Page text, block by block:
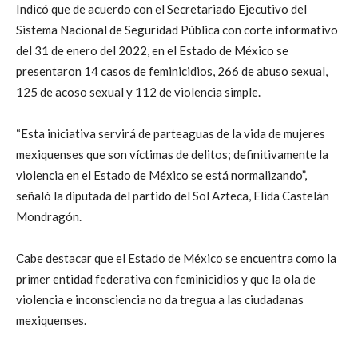
Indicó que de acuerdo con el Secretariado Ejecutivo del
Sistema Nacional de Seguridad Pública con corte informativo
del 31 de enero del 2022, en el Estado de México se
presentaron 14 casos de feminicidios, 266 de abuso sexual,
125 de acoso sexual y 112 de violencia simple.
“Esta iniciativa servirá de parteaguas de la vida de mujeres
mexiquenses que son víctimas de delitos; definitivamente la
violencia en el Estado de México se está normalizando”,
señaló la diputada del partido del Sol Azteca, Elida Castelán
Mondragón.
Cabe destacar que el Estado de México se encuentra como la
primer entidad federativa con feminicidios y que la ola de
violencia e inconsciencia no da tregua a las ciudadanas
mexiquenses.